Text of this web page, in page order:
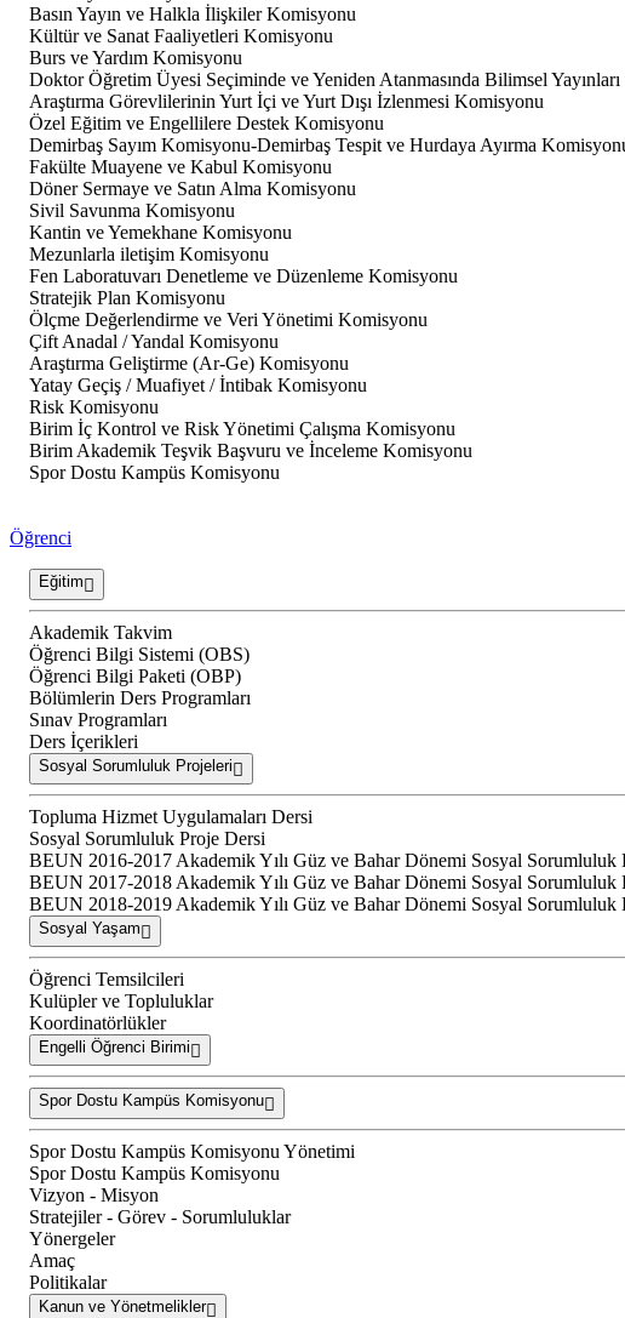
Basın Yayın ve Halkla İlişkiler Komisyonu
Kültür ve Sanat Faaliyetleri Komisyonu
Burs ve Yardım Komisyonu
Doktor Öğretim Üyesi Seçiminde ve Yeniden Atanmasında Bilimsel
Araştırma Görevlilerinin Yurt İçi ve Yurt Dışı İzlenmesi Komisyonu
Özel Eğitim ve Engellilere Destek Komisyonu
Demirbaş Sayım Komisyonu-Demirbaş Tespit ve Hurdaya Ayırma
Fakülte Muayene ve Kabul Komisyonu
Döner Sermaye ve Satın Alma Komisyonu
Sivil Savunma Komisyonu
Kantin ve Yemekhane Komisyonu
Mezunlarla iletişim Komisyonu
Fen Laboratuvarı Denetleme ve Düzenleme Komisyonu
Stratejik Plan Komisyonu
Ölçme Değerlendirme ve Veri Yönetimi Komisyonu
Çift Anadal / Yandal Komisyonu
Araştırma Geliştirme (Ar-Ge) Komisyonu
Yatay Geçiş / Muafiyet / İntibak Komisyonu
Risk Komisyonu
Birim İç Kontrol ve Risk Yönetimi Çalışma Komisyonu
Birim Akademik Teşvik Başvuru ve İnceleme Komisyonu
Spor Dostu Kampüs Komisyonu
Öğrenci
Eğitim
Akademik Takvim
Öğrenci Bilgi Sistemi (OBS)
Öğrenci Bilgi Paketi (OBP)
Bölümlerin Ders Programları
Sınav Programları
Ders İçerikleri
Sosyal Sorumluluk Projeleri
Topluma Hizmet Uygulamaları Dersi
Sosyal Sorumluluk Proje Dersi
BEUN 2016-2017 Akademik Yılı Güz ve Bahar Dönemi Sosyal Sorumluluk
BEUN 2017-2018 Akademik Yılı Güz ve Bahar Dönemi Sosyal Sorumluluk
BEUN 2018-2019 Akademik Yılı Güz ve Bahar Dönemi Sosyal Sorumluluk
Sosyal Yaşam
Öğrenci Temsilcileri
Kulüpler ve Topluluklar
Koordinatörlükler
Engelli Öğrenci Birimi
Spor Dostu Kampüs Komisyonu
Spor Dostu Kampüs Komisyonu Yönetimi
Spor Dostu Kampüs Komisyonu
Vizyon - Misyon
Stratejiler - Görev - Sorumluluklar
Yönergeler
Amaç
Politikalar
Kanun ve Yönetmelikler